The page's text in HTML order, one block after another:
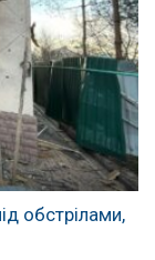
обстрілами,